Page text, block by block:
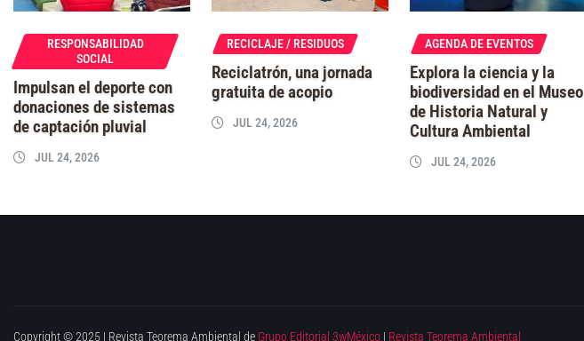
RESPONSABILIDAD
SOCIAL
Impulsan el deporte con
donaciones de sistemas
de captación pluvial
JUL 24, 2026
RECICLAJE / RESIDUOS
Reciclatrón, una jornada
gratuita de acopio
JUL 24, 2026
AGENDA DE EVENTOS
Explora la ciencia y la
biodiversidad en el Museo
de Historia Natural y
Cultura Ambiental
JUL 24, 2026
Copyright © 2025 | Revista Teorema Ambiental de Grupo Editorial 3wMéxico | Revista Teorema Ambiental